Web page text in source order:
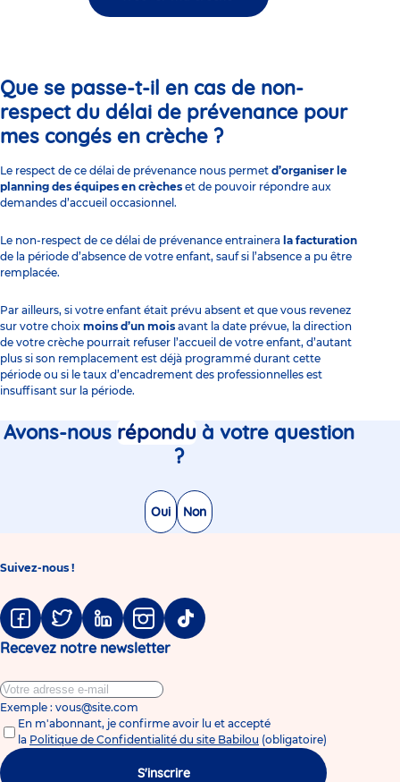
Que se passe-t-il en cas de non-
respect du délai de prévenance pour
mes congés en crèche ?
Le respect de ce délai de prévenance nous permet d’organiser le
planning des équipes en crèches et de pouvoir répondre aux
demandes d’accueil occasionnel.
Le non-respect de ce délai de prévenance entrainera la facturation
de la période d’absence de votre enfant, sauf si l’absence a pu être
remplacée.
Par ailleurs, si votre enfant était prévu absent et que vous revenez
sur votre choix moins d’un mois avant la date prévue, la direction
de votre crèche pourrait refuser l’accueil de votre enfant, d’autant
plus si son remplacement est déjà programmé durant cette
période ou si le taux d’encadrement des professionnelles est
insuffisant sur la période.
Avons-nous réponduà votre question
?
Non
Oui
Suivez-nous !
Facebook
TwitterLinkedinInstagram
Tiktok
Recevez notre newsletter
Exemple : vous@site.com
En m'abonnant, je confirme avoir lu et accepté
la Politique de Confidentialité du site Babilou (obligatoire)
S'inscrire